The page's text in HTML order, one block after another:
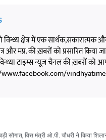
क्षेत्र में एक सार्थक,सकारात्मक
और मप्र. की ख़बरों को प्रसारित किया
टाइम्स न्यूज़ चैनल की ख़बरों